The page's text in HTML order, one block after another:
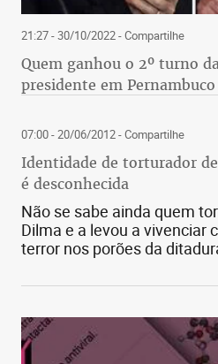
21:27 - 30/10/2022- Compartilhe
Quem ganhou o 2º turno
presidente em Pernambuco
07:00 - 20/06/2012- Compartilhe
Identidade de torturador
é desconhecida
Não se sabe ainda quem
Dilma e a levou a vivenciar
terror nos porões da